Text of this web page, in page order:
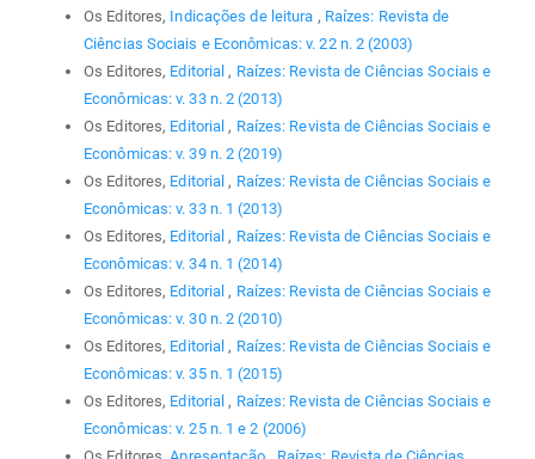
Os Editores, Indicações de leitura , Raízes: Revista de
Ciências Sociais e Econômicas: v. 22 n. 2 (2003)
Os Editores, Editorial, Raízes: Revista de Ciências Sociais e
Econômicas: v. 33 n. 2 (2013)
Os Editores, Editorial, Raízes: Revista de Ciências Sociais e
Econômicas: v. 39 n. 2 (2019)
Os Editores, Editorial, Raízes: Revista de Ciências Sociais e
Econômicas: v. 33 n. 1 (2013)
Os Editores, Editorial, Raízes: Revista de Ciências Sociais e
Econômicas: v. 34 n. 1 (2014)
Os Editores, Editorial, Raízes: Revista de Ciências Sociais e
Econômicas: v. 30 n. 2 (2010)
Os Editores, Editorial, Raízes: Revista de Ciências Sociais e
Econômicas: v. 35 n. 1 (2015)
Os Editores, Editorial, Raízes: Revista de Ciências Sociais e
Econômicas: v. 25 n. 1 e 2 (2006)